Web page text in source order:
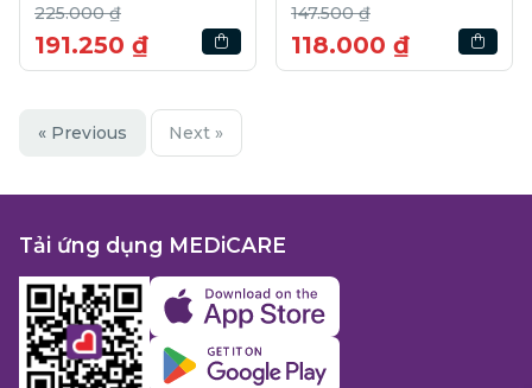
225.000 ₫
191.250 ₫
147.500 ₫
118.000 ₫
« Previous Next »
Tải ứng dụng MEDiCARE